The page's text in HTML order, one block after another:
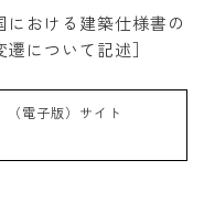
における建築仕様書の
について記述］
電子版）サイト